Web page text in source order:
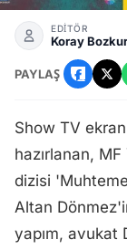
Muhtemel Aşk
EDİTÖR
Koray
PAYLAŞ
Show TV
hazırlanan,
dizisi
Altan
yapım, avukat